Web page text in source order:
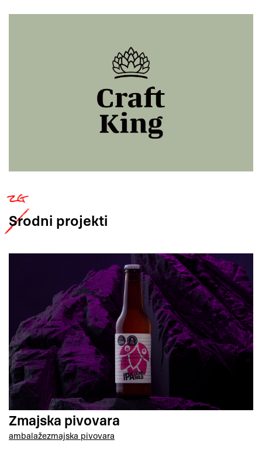
Srodni projekti
Zmajska pivovara
ambalažezmajska pivovara